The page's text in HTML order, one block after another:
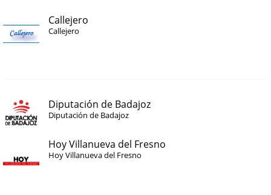
Callejero
Callejero
Diputación de Badajoz
Diputación de Badajoz
Hoy Villanueva del Fresno
Hoy Villanueva del Fresno